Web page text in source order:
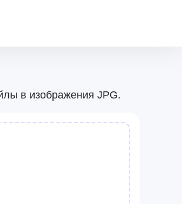
в изображения JPG.